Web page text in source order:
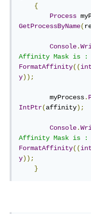
{
Process
GetProcessByName(
Console.
Affinity Mask is :
FormatAffinity((int
y));
        myProcess
.
IntPtr(affinity);
Console.
Affinity Mask is :
FormatAffinity((int
y));
}